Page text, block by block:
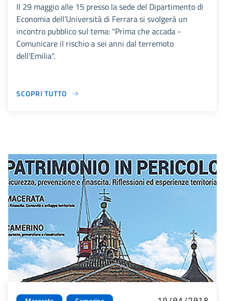
Il 29 maggio alle 15 presso la sede del Dipartimento di
Economia dell’Università di Ferrara si svolgerà un
incontro pubblico sul tema: "Prima che accada -
Comunicare il rischio a sei anni dal terremoto
dell'Emilia".
SCOPRI TUTTO